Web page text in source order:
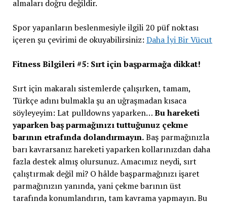
almaları doğru değildir.
Spor yapanların beslenmesiyle ilgili 20 püf noktası
içeren şu çevirimi de okuyabilirsiniz: Daha İyi Bir Vücut
Fitness Bilgileri #5: Sırt için başparmağa dikkat!
Sırt için makaralı sistemlerde çalışırken, tamam,
Türkçe adını bulmakla şu an uğraşmadan kısaca
söyleyeyim: Lat pulldowns yaparken…Bu hareketi
yaparken baş parmağınızı tuttuğunuz çekme
barının etrafında dolandırmayın.Baş parmağınızla
barı kavrarsanız hareketi yaparken kollarınızdan daha
fazla destek almış olursunuz. Amacımız neydi, sırt
çalıştırmak değil mi? O hâlde başparmağınızı işaret
parmağınızın yanında, yani çekme barının üst
tarafında konumlandırın, tam kavrama yapmayın. Bu